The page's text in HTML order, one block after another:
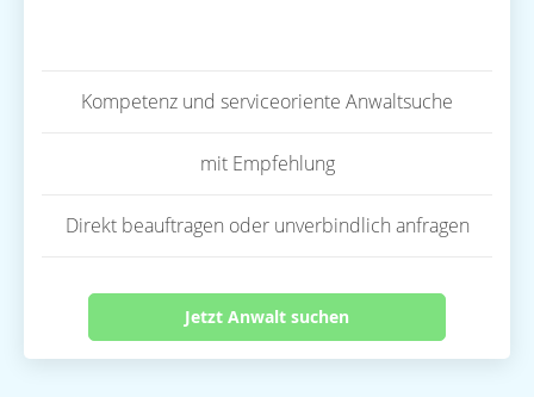
Kompetenz und serviceoriente Anwaltsuche
mit Empfehlung
Direkt beauftragen oder unverbindlich anfragen
Jetzt Anwalt suchen